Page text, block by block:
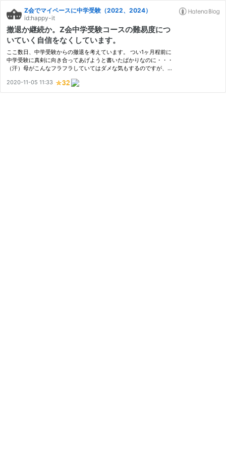
Z会でマイペースに中学受験（2022、2024）
id:happy-it
撤退か継続か。Z会中学受験コースの難易度につ
いていく自信をなくしています。
ここ数日、中学受験からの撤退を考えています。 つい1ヶ月程前に
中学受験に真剣に向き合ってあげようと書いたばかりなのに・・・
（汗）母がこんなフラフラしていてはダメな気もするのですが、悩
ことを思いつくままに書いているので、取り止めもない内容にな
っ…
2020-11-05 11:33